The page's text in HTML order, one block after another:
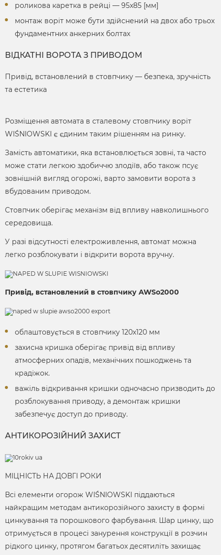
роликова каретка в рейці — 95х85 [мм]
монтаж воріт може бути здійснений на двох або трьох
фундаментних анкерних болтах
ВІДКАТНІ ВОРОТА З ПРИВОДОМ
Привід, встановлений в стовпчику — безпека, зручність
та естетика
Розміщення автомата в сталевому стовпчику воріт
WIŚNIOWSKI є єдиним таким рішенням на ринку.
Замість автоматики, яка встановлюється зовні, та часто
може стати легкою здобиччю злодіїв, або також псує
зовнішній вигляд огорожі, варто замовити ворота з
вбудованим приводом.
Стовпчик оберігає механізм від впливу навколишнього
середовища.
У разі відсутності електроживлення, автомат можна
легко розблокувати і відкрити ворота вручну.
Привід, встановлений в стовпчику AWSо2000
облаштовується в стовпчику 120х120 мм
захисна кришка оберігає привід від впливу
атмосферних опадів, механічних пошкоджень та
крадіжок.
важіль відкривання кришки одночасно призводить до
розблокування приводу, а демонтаж кришки
забезпечує доступ до приводу.
АНТИКОРОЗІЙНИЙ ЗАХИСТ
МІЦНІСТЬ НА ДОВГІ РОКИ
Всі елементи огорож WIŚNIOWSKI піддаються
найкращим методам антикорозійного захисту в формі
цинкування та порошкового фарбування. Шар цинку, що
отримується в процесі занурення конструкції в розчин
рідкого цинку, протягом багатьох десятиліть захищає